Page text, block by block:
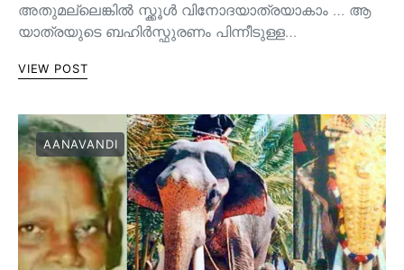
അതുമല്ലെങ്കിൽ സ്ക്കൂൾ വിനോദയാത്രയാകാം … ആ
യാത്രയുടെ ബഹിർസ്ഫുരണം പിന്നീടുള്ള…
VIEW POST
AANAVANDI